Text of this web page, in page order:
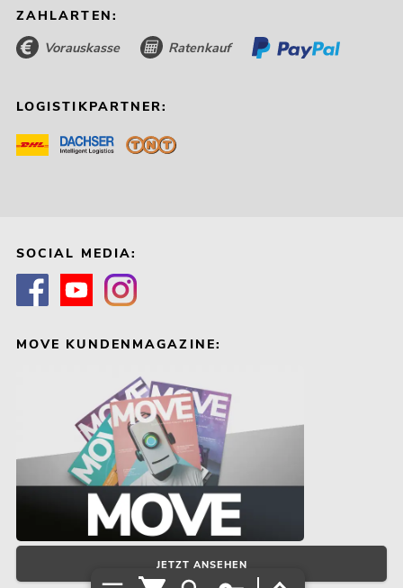
ZAHLARTEN:
Vorauskasse Ratenkauf
LOGISTIKPARTNER:
SOCIAL MEDIA:
MOVE KUNDENMAGAZINE:
JETZT ANSEHEN